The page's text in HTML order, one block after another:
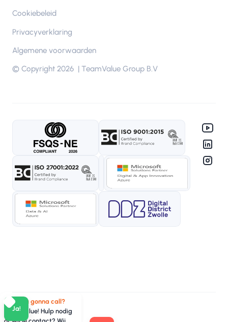
© Copyright 2026 | TeamValue Group B.V
Cookiebeleid
Privacyverklaring
Algemene voorwaarden
Ja!
Who you gonna call?
TeamValue! Hulp nodig